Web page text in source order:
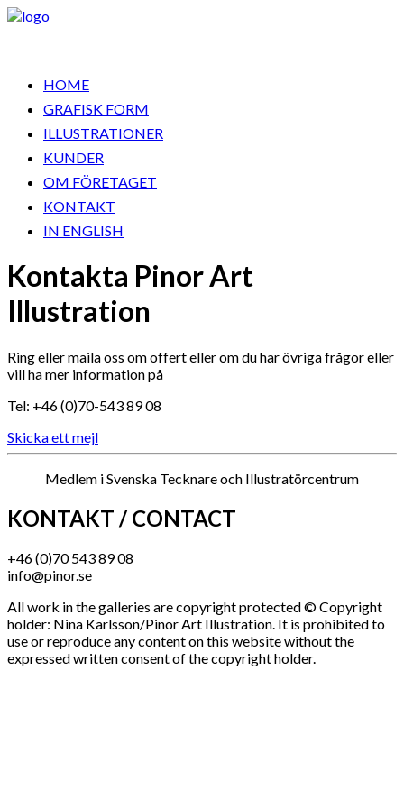
HOME
GRAFISK FORM
ILLUSTRATIONER
KUNDER
OM FÖRETAGET
KONTAKT
IN ENGLISH
Kontakta Pinor Art
Illustration
Ring eller maila oss om offert eller om du har övriga frågor eller
vill ha mer information på
Tel: +46 (0)70-543 89 08
Skicka ett mejl
Medlem i Svenska Tecknare och Illustratörcentrum
KONTAKT / CONTACT
+46 (0)70 543 89 08
info@pinor.se
All work in the galleries are copyright protected © Copyright
holder: Nina Karlsson/Pinor Art Illustration. It is prohibited to
use or reproduce any content on this website without the
expressed written consent of the copyright holder.